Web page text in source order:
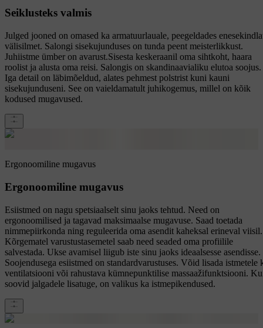
Seiklusteks valmis
Julged jooned on omased ka armatuurlauale, peegeldades
välisilmet. Salongi sisekujunduses on tunda peent meisterlikkust.
Juhiistme ümber on avarust.Sisesta keskeraanil oma sihtkoht, haara
roolist ja alusta oma reisi. Salongis on skandinaavialiku elutoa soojus.
Iga detail on läbimõeldud, alates pehmest polstrist kuni kauni
sisekujunduseni. See on vaieldamatult juhikogemus, millel on kõik
kodused mugavused.
Ergonoomiline mugavus
Ergonoomiline mugavus
Esiistmed on nagu spetsiaalselt sinu jaoks tehtud. Need on
ergonoomilised ja tagavad maksimaalse mugavuse. Saad toetada
nimmepiirkonda ning reguleerida oma asendit kaheksal erineval viisil.
Kõrgematel varustustasemetel saab need seaded oma profiilile
salvestada. Ukse avamisel liigub iste sinu jaoks ideaalsesse asendisse.
Soojendusega esiistmed on standardvarustuses. Võid lisada istmetele
ventilatsiooni või rahustava kümnepunktilise massaažifunktsiooni.
soovid jalgadele lisatuge, on valikus ka istmepikendused.